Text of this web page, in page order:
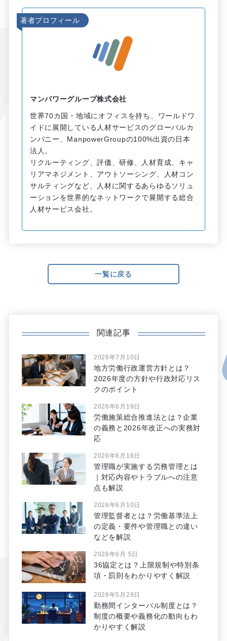
著者プロフィール
マンパワーグループ株式会社
世界70カ国・地域にオフィスを持ち、ワールドワ
イドに展開している人材サービスのグローバルカ
ンパニー、ManpowerGroupの100%出資の日本
法人。
リクルーティング、評価、研修、人材育成、キャ
リアマネジメント、アウトソーシング、人材コン
サルティングなど、人材に関するあらゆるソリュ
ーションを世界的なネットワークで展開する総合
人材サービス会社。
一覧に戻る
関連記事
2026年7月10日
地方労働行政運営方針とは？
2026年度の方針や行政対応リス
クのポイント
2026年6月19日
労働施策総合推進法とは？企業
の義務と2026年改正への実務対
応
2026年6月16日
管理職が実施する労務管理とは
｜対応内容やトラブルへの注意
点も解説
2026年6月10日
管理監督者とは？労働基準法上
の定義・要件や管理職との違い
などを解説
2026年6月 5日
36協定とは？上限規制や特別条
項・罰則をわかりやすく解説
2026年5月29日
勤務間インターバル制度とは？
制度の概要や義務化の動向もわ
かりやすく解説